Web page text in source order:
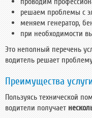
решаем проблемы с
меняем генератор,
при необходимости
Это неполный перечень
водитель решает
Преимущества
Пользуясь технической
водители получает